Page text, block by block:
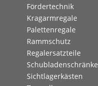
Fördertechnik
Kragarmregale
Palettenregale
Rammschutz
Regalersatzteile
Schubladenschränke
Sichtlagerkästen